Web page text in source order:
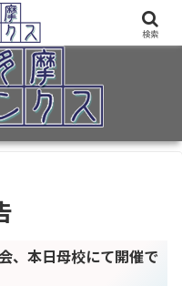
人のための同窓会公式サイト
、本日母校にて開催で
検索